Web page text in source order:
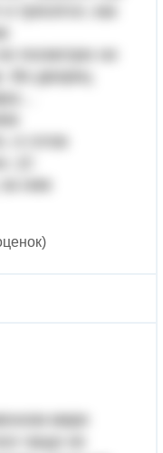
трясется, как
посмотрю ни
Во дворец
готов
(С
ним
мире
чаще не